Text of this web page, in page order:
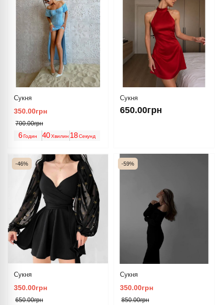
Сукня
350.00грн
700.00грн
6 Годин 40 Хвилин 18Секунд
Сукня
650.00грн
-46%
Сукня
350.00грн
650.00грн
-59%
Сукня
350.00грн
850.00грн